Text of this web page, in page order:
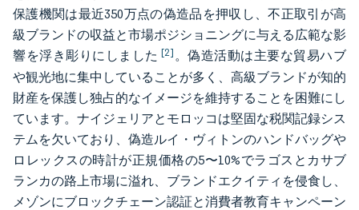
保護機関は最近350万点の偽造品を押収し、不正取引が高
級ブランドの収益と市場ポジショニングに与える広範な影
響を浮き彫りにしました[2]。偽造活動は主要な貿易ハブ
や観光地に集中していることが多く、高級ブランドが知的
財産を保護し独占的なイメージを維持することを困難にし
ています。ナイジェリアとモロッコは堅固な税関記録シス
テムを欠いており、偽造ルイ・ヴィトンのハンドバッグや
ロレックスの時計が正規価格の5〜10%でラゴスとカサブ
ランカの路上市場に溢れ、ブランドエクイティを侵食し、
メゾンにブロックチェーン認証と消費者教育キャンペーン